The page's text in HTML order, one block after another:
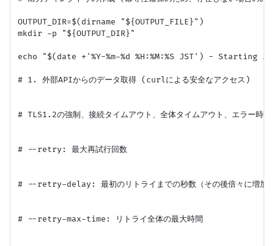
OUTPUT_DIR=$(dirname "${OUTPUT_FILE}")
mkdir -p "${OUTPUT_DIR}"
echo "$(date +'%Y-%m-%d %H:%M:%S JST') - Starting
# 1. 外部APIからのデータ取得 (curlによる安全なアクセス)
# TLS1.2の強制、接続タイムアウト、全体タイムアウト、エラー時の
# --retry: 最大再試行回数
# --retry-delay: 最初のリトライまでの秒数（その後倍々に増加
# --retry-max-time: リトライ全体の最大時間